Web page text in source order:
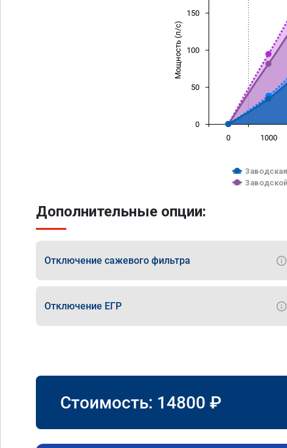
Мощность (л/с)
0 1000
0
50
100
150
Дополнительные опции:
Отключение сажевого фильтра
Отключение ЕГР
Стоимость: 14800 ₽